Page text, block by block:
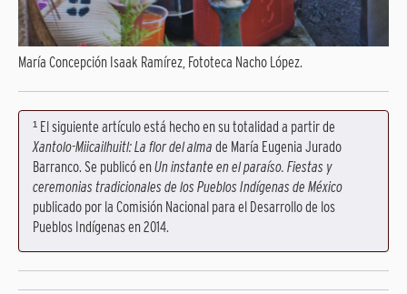
María Concepción Isaak Ramírez, Fototeca Nacho López.
¹ El siguiente artículo está hecho en su totalidad a partir de
Xantolo-Miicailhuitl: La flor del alma de María Eugenia Jurado
Barranco. Se publicó enUn instante en el paraíso. Fiestas y
ceremonias tradicionales de los Pueblos Indígenas de México
publicado por la Comisión Nacional para el Desarrollo de los
Pueblos Indígenas en 2014.